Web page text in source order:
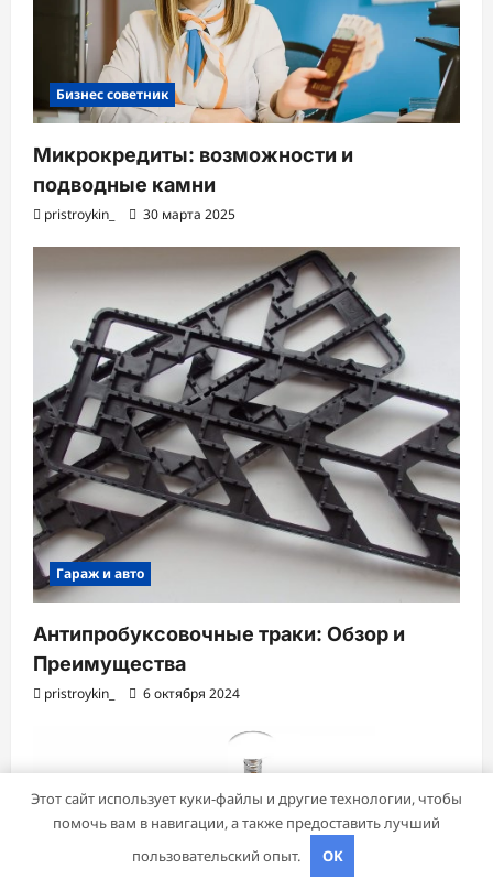
Бизнес советник
Микрокредиты: возможности и
подводные камни
pristroykin_ 30 марта 2025
Гараж и авто
Антипробуксовочные траки: Обзор и
Преимущества
pristroykin_ 6 октября 2024
Этот сайт использует куки-файлы и другие технологии, чтобы
помочь вам в навигации, а также предоставить лучший
пользовательский опыт.
OK